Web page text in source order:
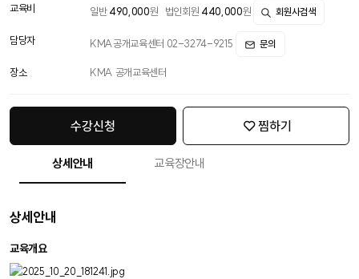
교육비
일반 490,000원 법인회원 440,000원 회원사검색
담당자 KMA공개교육센터 02-3274-9215 문의
장소 KMA 공개교육센터
수강신청 찜하기
상세안내 교육장안내
상세안내
교육개요